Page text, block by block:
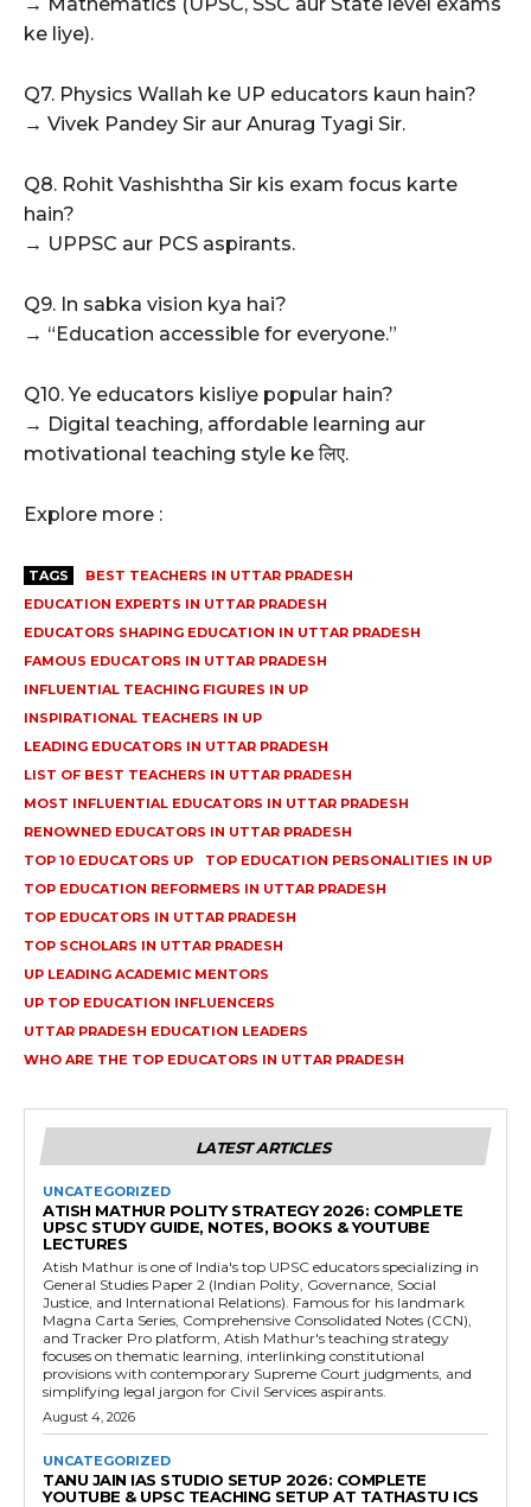
ke liye).
Q7. Physics Wallah ke UP educators kaun hain?
→ Vivek Pandey Sir aur Anurag Tyagi Sir.
Q8. Rohit Vashishtha Sir kis exam focus karte
hain?
→ UPPSC aur PCS aspirants.
Q9. In sabka vision kya hai?
→ “Education accessible for everyone.”
Q10. Ye educators kisliye popular hain?
→ Digital teaching, affordable learning aur
motivational teaching style ke लिए.
Explore more :
TAGS
BEST TEACHERS IN UTTAR PRADESH
EDUCATION EXPERTS IN UTTAR PRADESH
EDUCATORS SHAPING EDUCATION IN UTTAR PRADESH
FAMOUS EDUCATORS IN UTTAR PRADESH
INFLUENTIAL TEACHING FIGURES IN UP
INSPIRATIONAL TEACHERS IN UP
LEADING EDUCATORS IN UTTAR PRADESH
LIST OF BEST TEACHERS IN UTTAR PRADESH
MOST INFLUENTIAL EDUCATORS IN UTTAR PRADESH
RENOWNED EDUCATORS IN UTTAR PRADESH
TOP 10 EDUCATORS UP
TOP EDUCATION PERSONALITIES IN UP
TOP EDUCATION REFORMERS IN UTTAR PRADESH
TOP EDUCATORS IN UTTAR PRADESH
TOP SCHOLARS IN UTTAR PRADESH
UP LEADING ACADEMIC MENTORS
UP TOP EDUCATION INFLUENCERS
UTTAR PRADESH EDUCATION LEADERS
WHO ARE THE TOP EDUCATORS IN UTTAR PRADESH
LATEST ARTICLES
UNCATEGORIZED
ATISH MATHUR POLITY STRATEGY 2026: COMPLETE
UPSC STUDY GUIDE, NOTES, BOOKS & YOUTUBE
LECTURES
Atish Mathur is one of India's top UPSC educators specializing in
General Studies Paper 2 (Indian Polity, Governance, Social
Justice, and International Relations). Famous for his landmark
Magna Carta Series, Comprehensive Consolidated Notes (CCN),
and Tracker Pro platform, Atish Mathur's teaching strategy
focuses on thematic learning, interlinking constitutional
provisions with contemporary Supreme Court judgments, and
simplifying legal jargon for Civil Services aspirants.
August 4, 2026
UNCATEGORIZED
TANU JAIN IAS STUDIO SETUP 2026: COMPLETE
YOUTUBE & UPSC TEACHING SETUP AT TATHASTU ICS